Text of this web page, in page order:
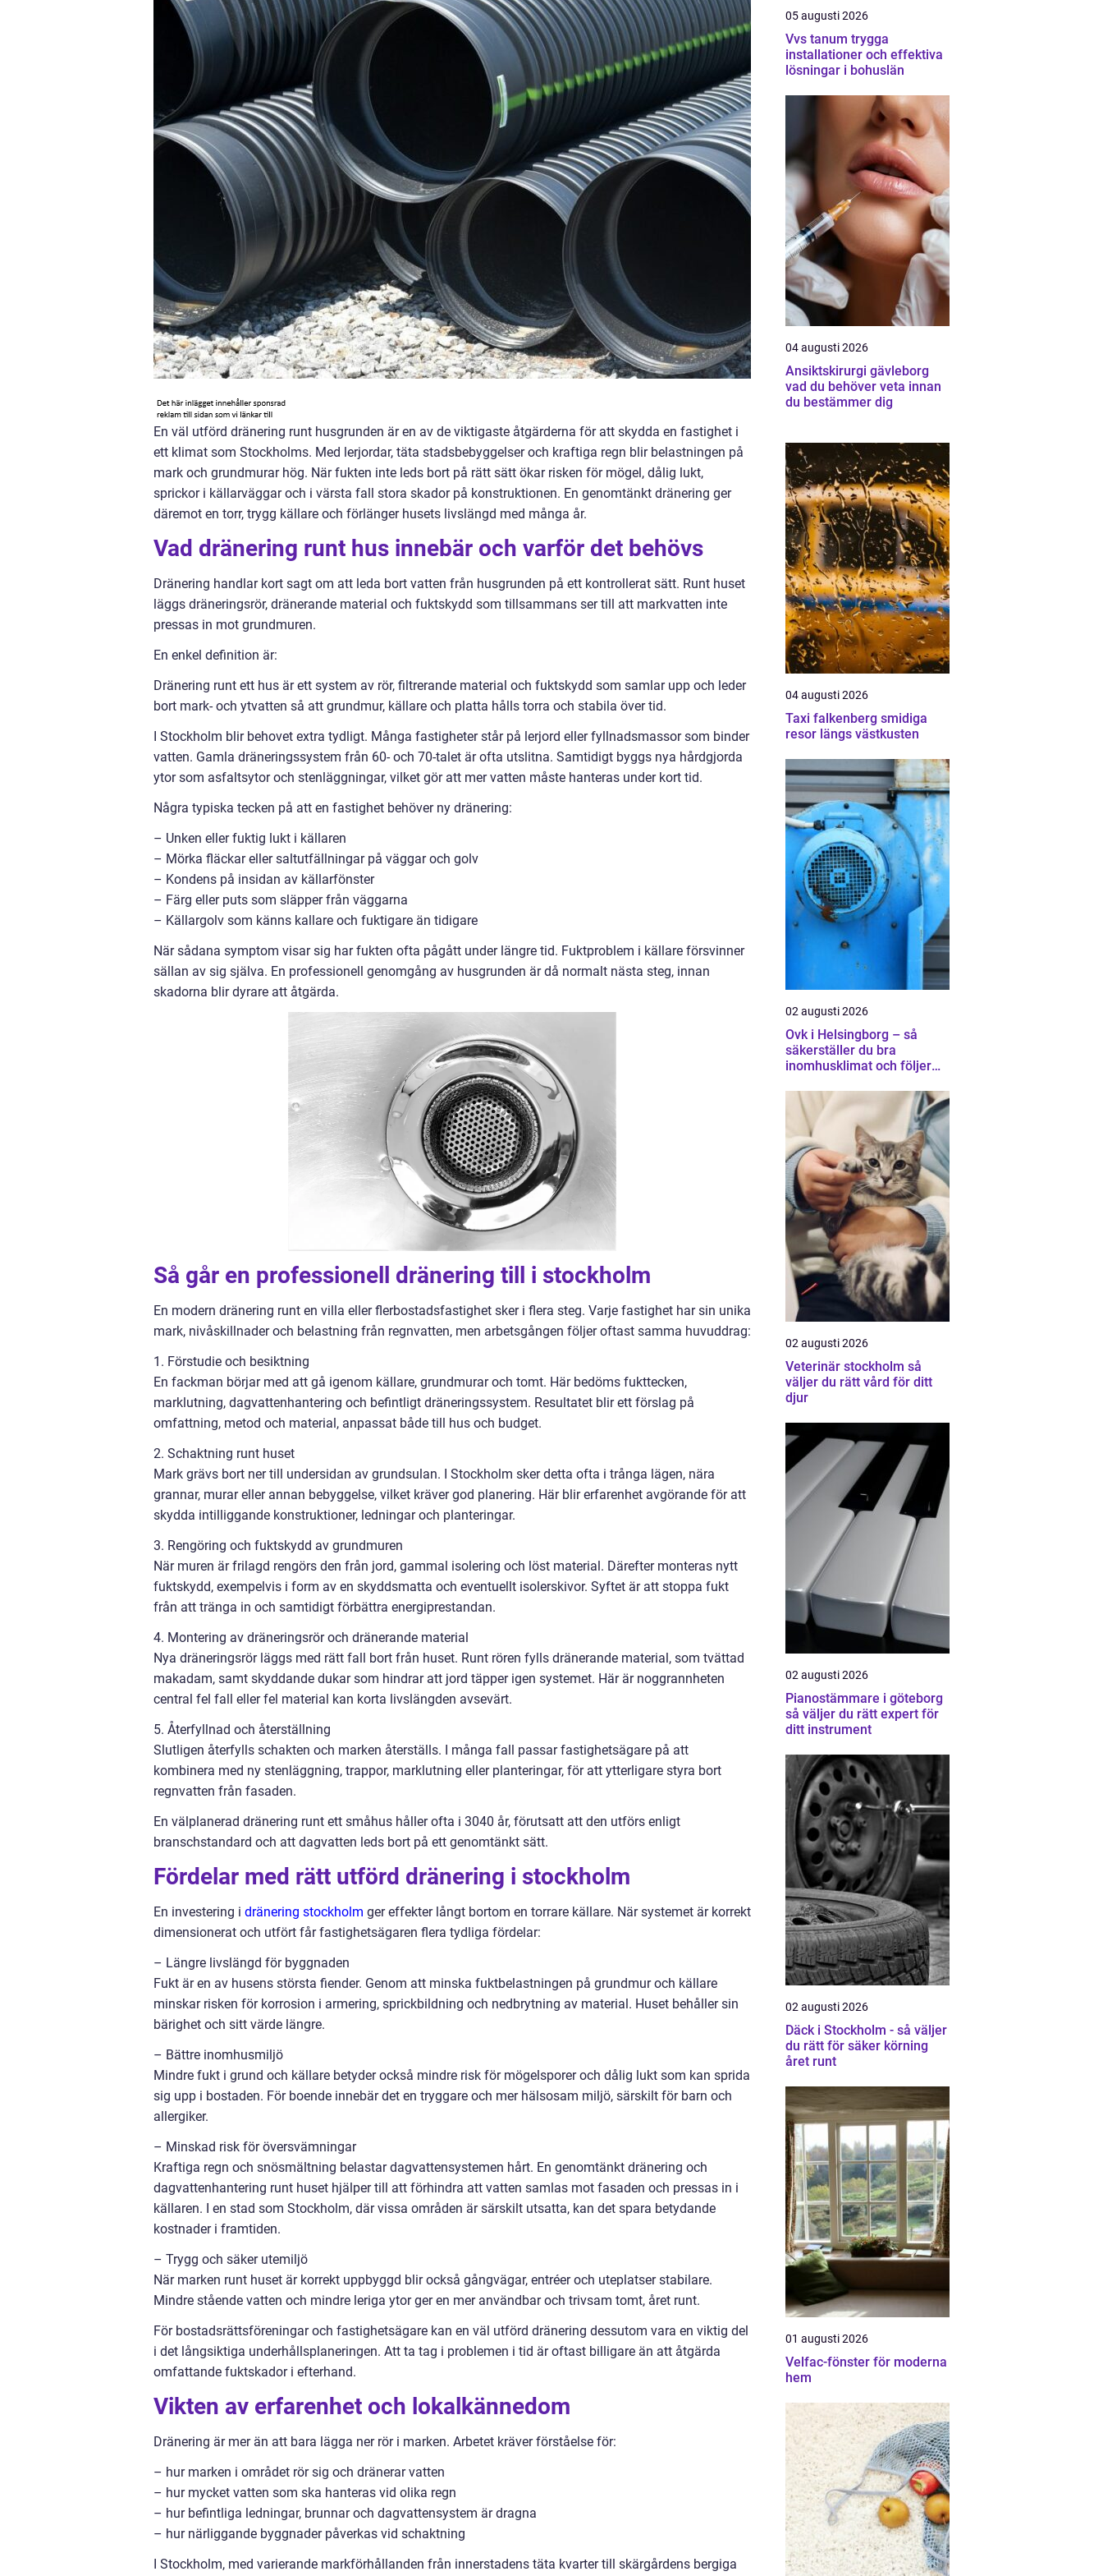
En väl utförd dränering runt husgrunden är en av de viktigaste åtgärderna för att skydda en fastighet i
ett klimat som Stockholms. Med lerjordar, täta stadsbebyggelser och kraftiga regn blir belastningen på
mark och grundmurar hög. När fukten inte leds bort på rätt sätt ökar risken för mögel, dålig lukt,
sprickor i källarväggar och i värsta fall stora skador på konstruktionen. En genomtänkt dränering ger
däremot en torr, trygg källare och förlänger husets livslängd med många år.
Vad dränering runt hus innebär och varför det behövs
Dränering handlar kort sagt om att leda bort vatten från husgrunden på ett kontrollerat sätt. Runt huset
läggs dräneringsrör, dränerande material och fuktskydd som tillsammans ser till att markvatten inte
pressas in mot grundmuren.
En enkel definition är:
Dränering runt ett hus är ett system av rör, filtrerande material och fuktskydd som samlar upp och leder
bort mark- och ytvatten så att grundmur, källare och platta hålls torra och stabila över tid.
I Stockholm blir behovet extra tydligt. Många fastigheter står på lerjord eller fyllnadsmassor som binder
vatten. Gamla dräneringssystem från 60- och 70-talet är ofta utslitna. Samtidigt byggs nya hårdgjorda
ytor som asfaltsytor och stenläggningar, vilket gör att mer vatten måste hanteras under kort tid.
Några typiska tecken på att en fastighet behöver ny dränering:
– Unken eller fuktig lukt i källaren
– Mörka fläckar eller saltutfällningar på väggar och golv
– Kondens på insidan av källarfönster
– Färg eller puts som släpper från väggarna
– Källargolv som känns kallare och fuktigare än tidigare
När sådana symptom visar sig har fukten ofta pågått under längre tid. Fuktproblem i källare försvinner
sällan av sig själva. En professionell genomgång av husgrunden är då normalt nästa steg, innan
skadorna blir dyrare att åtgärda.
Så går en professionell dränering till i stockholm
En modern dränering runt en villa eller flerbostadsfastighet sker i flera steg. Varje fastighet har sin unika
mark, nivåskillnader och belastning från regnvatten, men arbetsgången följer oftast samma huvuddrag:
1. Förstudie och besiktning
En fackman börjar med att gå igenom källare, grundmurar och tomt. Här bedöms fukttecken,
marklutning, dagvattenhantering och befintligt dräneringssystem. Resultatet blir ett förslag på
omfattning, metod och material, anpassat både till hus och budget.
2. Schaktning runt huset
Mark grävs bort ner till undersidan av grundsulan. I Stockholm sker detta ofta i trånga lägen, nära
grannar, murar eller annan bebyggelse, vilket kräver god planering. Här blir erfarenhet avgörande för att
skydda intilliggande konstruktioner, ledningar och planteringar.
3. Rengöring och fuktskydd av grundmuren
När muren är frilagd rengörs den från jord, gammal isolering och löst material. Därefter monteras nytt
fuktskydd, exempelvis i form av en skyddsmatta och eventuellt isolerskivor. Syftet är att stoppa fukt
från att tränga in och samtidigt förbättra energiprestandan.
4. Montering av dräneringsrör och dränerande material
Nya dräneringsrör läggs med rätt fall bort från huset. Runt rören fylls dränerande material, som tvättad
makadam, samt skyddande dukar som hindrar att jord täpper igen systemet. Här är noggrannheten
central fel fall eller fel material kan korta livslängden avsevärt.
5. Återfyllnad och återställning
Slutligen återfylls schakten och marken återställs. I många fall passar fastighetsägare på att
kombinera med ny stenläggning, trappor, marklutning eller planteringar, för att ytterligare styra bort
regnvatten från fasaden.
En välplanerad dränering runt ett småhus håller ofta i 3040 år, förutsatt att den utförs enligt
branschstandard och att dagvatten leds bort på ett genomtänkt sätt.
Fördelar med rätt utförd dränering i stockholm
En investering i dränering stockholm ger effekter långt bortom en torrare källare. När systemet är korrekt
dimensionerat och utfört får fastighetsägaren flera tydliga fördelar:
– Längre livslängd för byggnaden
Fukt är en av husens största fiender. Genom att minska fuktbelastningen på grundmur och källare
minskar risken för korrosion i armering, sprickbildning och nedbrytning av material. Huset behåller sin
bärighet och sitt värde längre.
– Bättre inomhusmiljö
Mindre fukt i grund och källare betyder också mindre risk för mögelsporer och dålig lukt som kan sprida
sig upp i bostaden. För boende innebär det en tryggare och mer hälsosam miljö, särskilt för barn och
allergiker.
– Minskad risk för översvämningar
Kraftiga regn och snösmältning belastar dagvattensystemen hårt. En genomtänkt dränering och
dagvattenhantering runt huset hjälper till att förhindra att vatten samlas mot fasaden och pressas in i
källaren. I en stad som Stockholm, där vissa områden är särskilt utsatta, kan det spara betydande
kostnader i framtiden.
– Trygg och säker utemiljö
När marken runt huset är korrekt uppbyggd blir också gångvägar, entréer och uteplatser stabilare.
Mindre stående vatten och mindre leriga ytor ger en mer användbar och trivsam tomt, året runt.
För bostadsrättsföreningar och fastighetsägare kan en väl utförd dränering dessutom vara en viktig del
i det långsiktiga underhållsplaneringen. Att ta tag i problemen i tid är oftast billigare än att åtgärda
omfattande fuktskador i efterhand.
Vikten av erfarenhet och lokalkännedom
Dränering är mer än att bara lägga ner rör i marken. Arbetet kräver förståelse för:
– hur marken i området rör sig och dränerar vatten
– hur mycket vatten som ska hanteras vid olika regn
– hur befintliga ledningar, brunnar och dagvattensystem är dragna
– hur närliggande byggnader påverkas vid schaktning
I Stockholm, med varierande markförhållanden från innerstadens täta kvarter till skärgårdens bergiga
05 augusti 2026
Vvs tanum trygga
installationer och effektiva
lösningar i bohuslän
04 augusti 2026
Ansiktskirurgi gävleborg
vad du behöver veta innan
du bestämmer dig
04 augusti 2026
Taxi falkenberg smidiga
resor längs västkusten
02 augusti 2026
Ovk i Helsingborg – så
säkerställer du bra
inomhusklimat och följer
02 augusti 2026
Veterinär stockholm så
väljer du rätt vård för ditt
djur
02 augusti 2026
Pianostämmare i göteborg
så väljer du rätt expert för
ditt instrument
02 augusti 2026
Däck i Stockholm - så väljer
du rätt för säker körning
året runt
01 augusti 2026
Velfac-fönster för moderna
hem